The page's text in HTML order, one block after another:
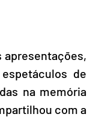
apresentações,
de
na memória
com a